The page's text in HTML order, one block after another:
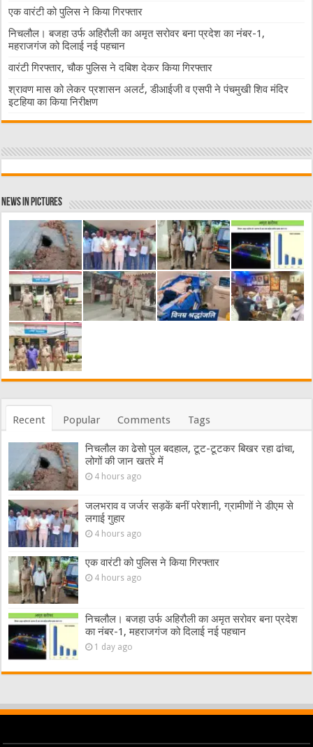
एक वारंटी को पुलिस ने किया गिरफ्तार
निचलौल। बजहा उर्फ अहिरौली का अमृत सरोवर बना प्रदेश का नंबर-1,
महराजगंज को दिलाई नई पहचान
वारंटी गिरफ्तार, चौक पुलिस ने दबिश देकर किया गिरफ्तार
श्रावण मास को लेकर प्रशासन अलर्ट, डीआईजी व एसपी ने पंचमुखी शिव मंदिर
इटहिया का किया निरीक्षण
News in Pictures
Recent Popular Comments Tags
निचलौल का ढेसो पुल बदहाल, टूट-टूटकर बिखर रहा ढांचा,
लोगों की जान खतरे में
4 hours ago
जलभराव व जर्जर सड़कें बनीं परेशानी, ग्रामीणों ने डीएम से
लगाई गुहार
4 hours ago
एक वारंटी को पुलिस ने किया गिरफ्तार
4 hours ago
निचलौल। बजहा उर्फ अहिरौली का अमृत सरोवर बना प्रदेश
का नंबर-1, महराजगंज को दिलाई नई पहचान
1 day ago